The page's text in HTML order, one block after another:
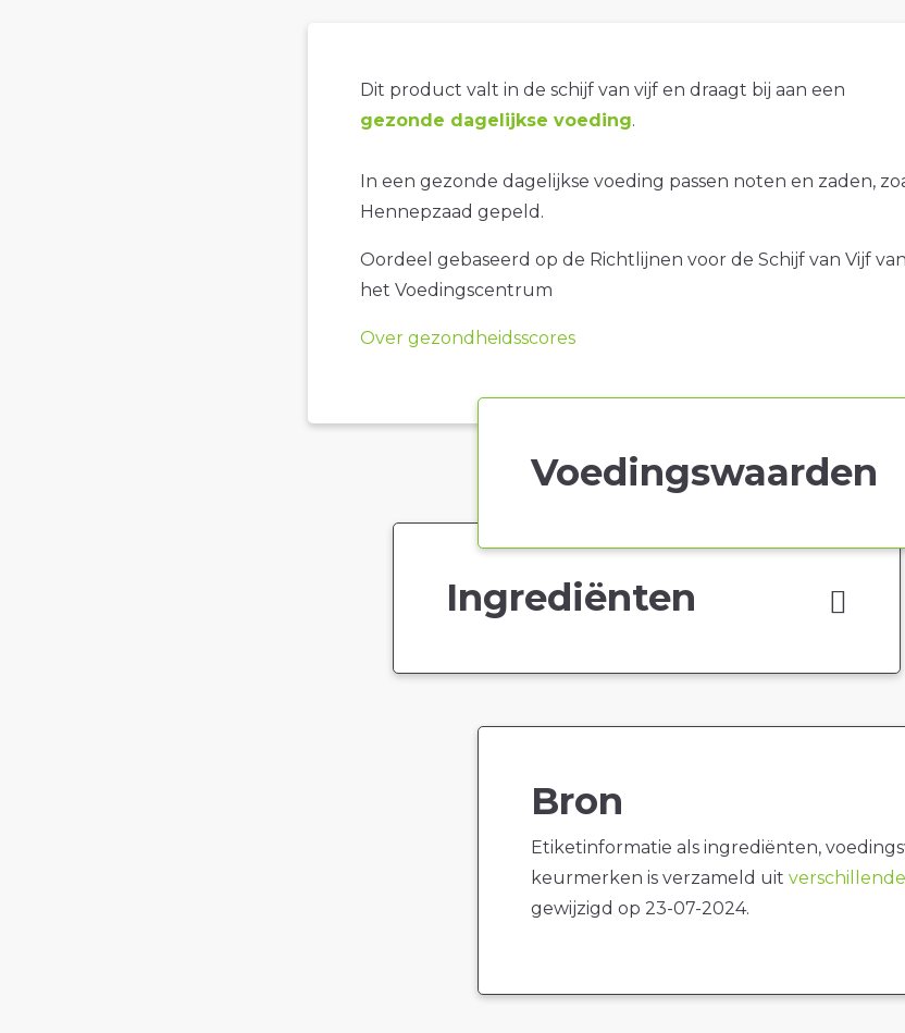
Dit product valt in de schijf van vijf en draagt bij aan een
gezonde dagelijkse voeding.
In een gezonde dagelijkse voeding passen noten en zaden,
Hennepzaad gepeld.
Oordeel gebaseerd op de Richtlijnen voor de Schijf van Vijf van
het Voedingscentrum
Over gezondheidsscores
Voedingswaarden
Ingrediënten
Bron
Etiketinformatie als ingrediënten,
keurmerken is verzameld uit
gewijzigd op 23-07-2024.